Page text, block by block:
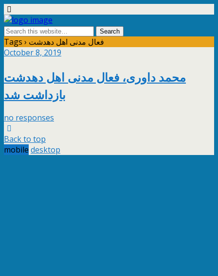
Tags › فعال مدنی اهل دهدشت
October 8, 2019
محمد داوری، فعال مدنی اهل دهدشت
بازداشت شد
no responses
Back to top
mobile desktop